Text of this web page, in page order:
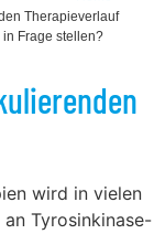
Therapieverlauf
Frage stellen?
wird in vielen
Tyrosinkinase-